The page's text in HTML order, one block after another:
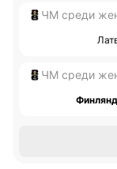
ЧМ среди
ЧМ среди